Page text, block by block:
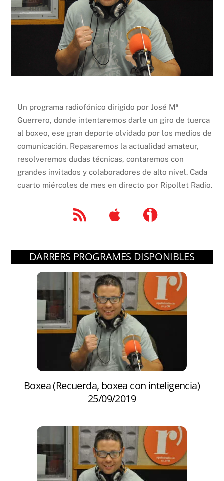
Un programa radiofónico dirigido por José Mª
Guerrero, donde intentaremos darle un giro de tuerca
al boxeo, ese gran deporte olvidado por los medios de
comunicación. Repasaremos la actualidad amateur,
resolveremos dudas técnicas, contaremos con
grandes invitados y colaboradores de alto nivel. Cada
cuarto miércoles de mes en directo por Ripollet Radio.
DARRERS PROGRAMES DISPONIBLES
Boxea (Recuerda, boxea con inteligencia)
25/09/2019